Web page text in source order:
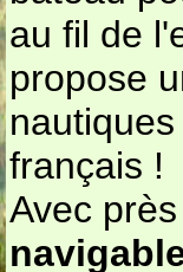
au fil de
propose
français !
Avec